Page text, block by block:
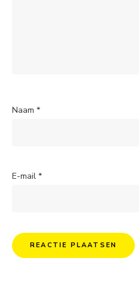
Naam *
E-mail *